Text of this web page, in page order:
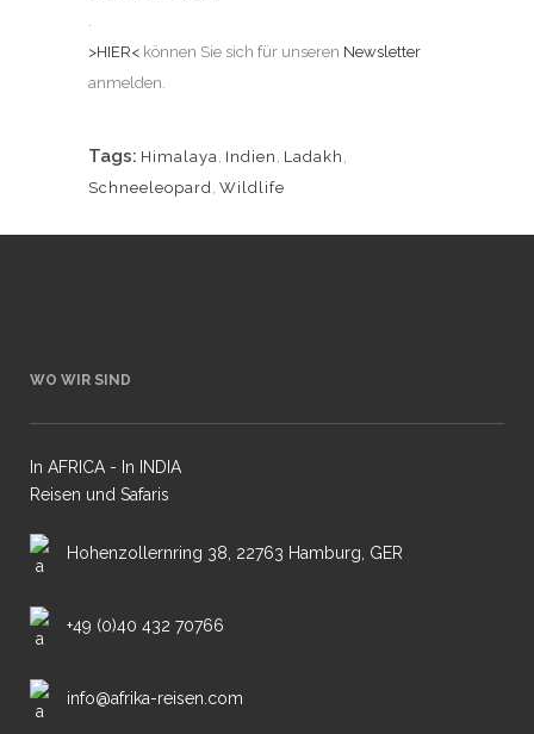
.
>HIER< können Sie sich für unseren Newsletter
anmelden.
Tags: Himalaya, Indien , Ladakh ,
Schneeleopard, Wildlife
WO WIR SIND
In AFRICA - In INDIA
Reisen und Safaris
Hohenzollernring 38, 22763 Hamburg, GER
+49 (0)40 432 70766
info@afrika-reisen.com